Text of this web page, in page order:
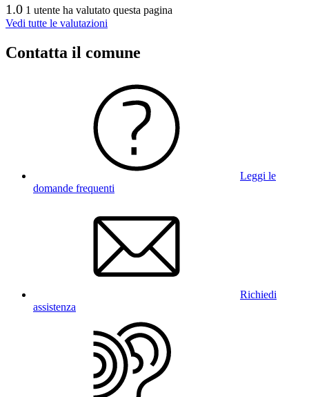
1.0 1 utente ha valutato questa pagina
Vedi tutte le valutazioni
Contatta il comune
Leggi le
domande frequenti
Richiedi
assistenza